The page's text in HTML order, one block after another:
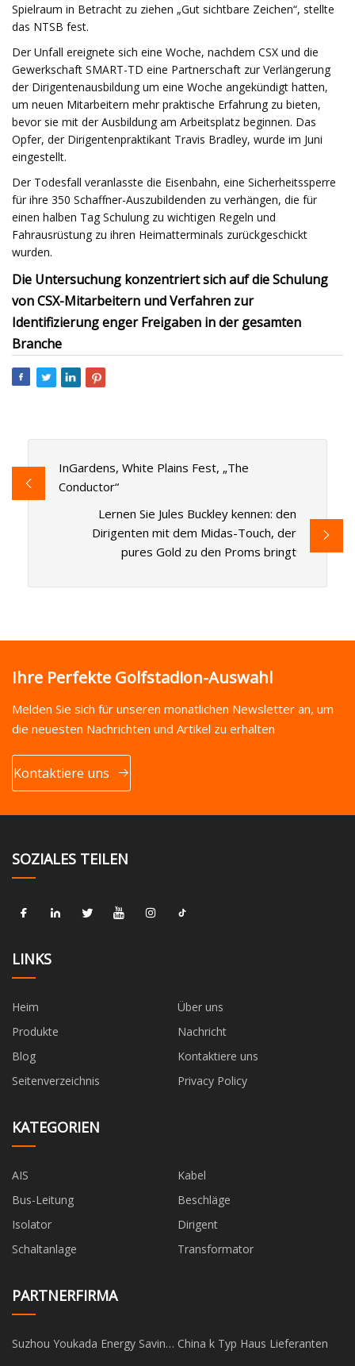
Spielraum in Betracht zu ziehen „Gut sichtbare Zeichen“, stellte
das NTSB fest.
Der Unfall ereignete sich eine Woche, nachdem CSX und die
Gewerkschaft SMART-TD eine Partnerschaft zur Verlängerung
der Dirigentenausbildung um eine Woche angekündigt hatten,
um neuen Mitarbeitern mehr praktische Erfahrung zu bieten,
bevor sie mit der Ausbildung am Arbeitsplatz beginnen. Das
Opfer, der Dirigentenpraktikant Travis Bradley, wurde im Juni
eingestellt.
Der Todesfall veranlasste die Eisenbahn, eine Sicherheitssperre
für ihre 350 Schaffner-Auszubildenden zu verhängen, die für
einen halben Tag Schulung zu wichtigen Regeln und
Fahrausrüstung zu ihren Heimatterminals zurückgeschickt
wurden.
Die Untersuchung konzentriert sich auf die Schulung
von CSX-Mitarbeitern und Verfahren zur
Identifizierung enger Freigaben in der gesamten
Branche
InGardens, White Plains Fest, „The
Conductor“
Lernen Sie Jules Buckley kennen: den
Dirigenten mit dem Midas-Touch, der
pures Gold zu den Proms bringt
Ihre Perfekte Golfstadion-Auswahl
Melden Sie sich für unseren monatlichen Newsletter an, um
die neuesten Nachrichten und Artikel zu erhalten
Kontaktiere uns
SOZIALES TEILEN
LINKS
Heim
Über uns
Produkte
Nachricht
Blog
Kontaktiere uns
Seitenverzeichnis
Privacy Policy
KATEGORIEN
AIS
Kabel
Bus-Leitung
Beschläge
Isolator
Dirigent
Schaltanlage
Transformator
PARTNERFIRMA
Suzhou Youkada Energy Saving China k Typ Haus Lieferanten